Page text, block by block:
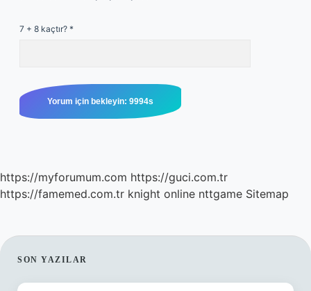
7 + 8 kaçtır? *
https://myforumum.com https://guci.com.tr
https://famemed.com.tr knight online nttgame Sitemap
SIDEBAR
SON YAZILAR